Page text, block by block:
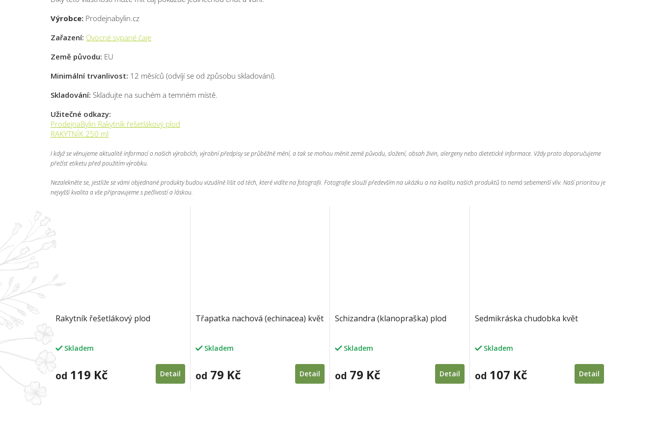
Výrobce: Prodejnabylin.cz
Zařazení: Ovocné sypané čaje
Země původu: EU
Minimální trvanlivost: 12 měsíců (odvíjí se od způsobu skladování).
Skladování: Skladujte na suchém a temném místě.
Užitečné odkazy:
ProdejnaBylin Rakytník řešetlákový plod
RAKYTNÍK 250 ml
I když se věnujeme aktualitě informací o našich výrobcích, výrobní předpisy se průběžně mění, a tak se mohou měnit země původu, složení, obsah živin, alergeny nebo dietetické informace. Vždy proto doporučujeme
přečíst etiketu před použitím výrobku.
Nezalekněte se, jestliže se vámi objednané produkty budou vizuálně lišit od těch, které vidíte na fotografii. Fotografie slouží především na ukázku a na kvalitu našich produktů to nemá sebemenší vliv. Naší prioritou je
nejvyšší kvalita a vše připravujeme s pečlivostí a láskou.
Rakytník řešetlákový plod
Skladem
od 119 Kč Detail
Třapatka nachová (echinacea) květ
Skladem
od 79 Kč Detail
Schizandra (klanopraška) plod
Skladem
od 79 Kč Detail
Sedmikráska chudobka květ
Skladem
od 107 Kč Detail